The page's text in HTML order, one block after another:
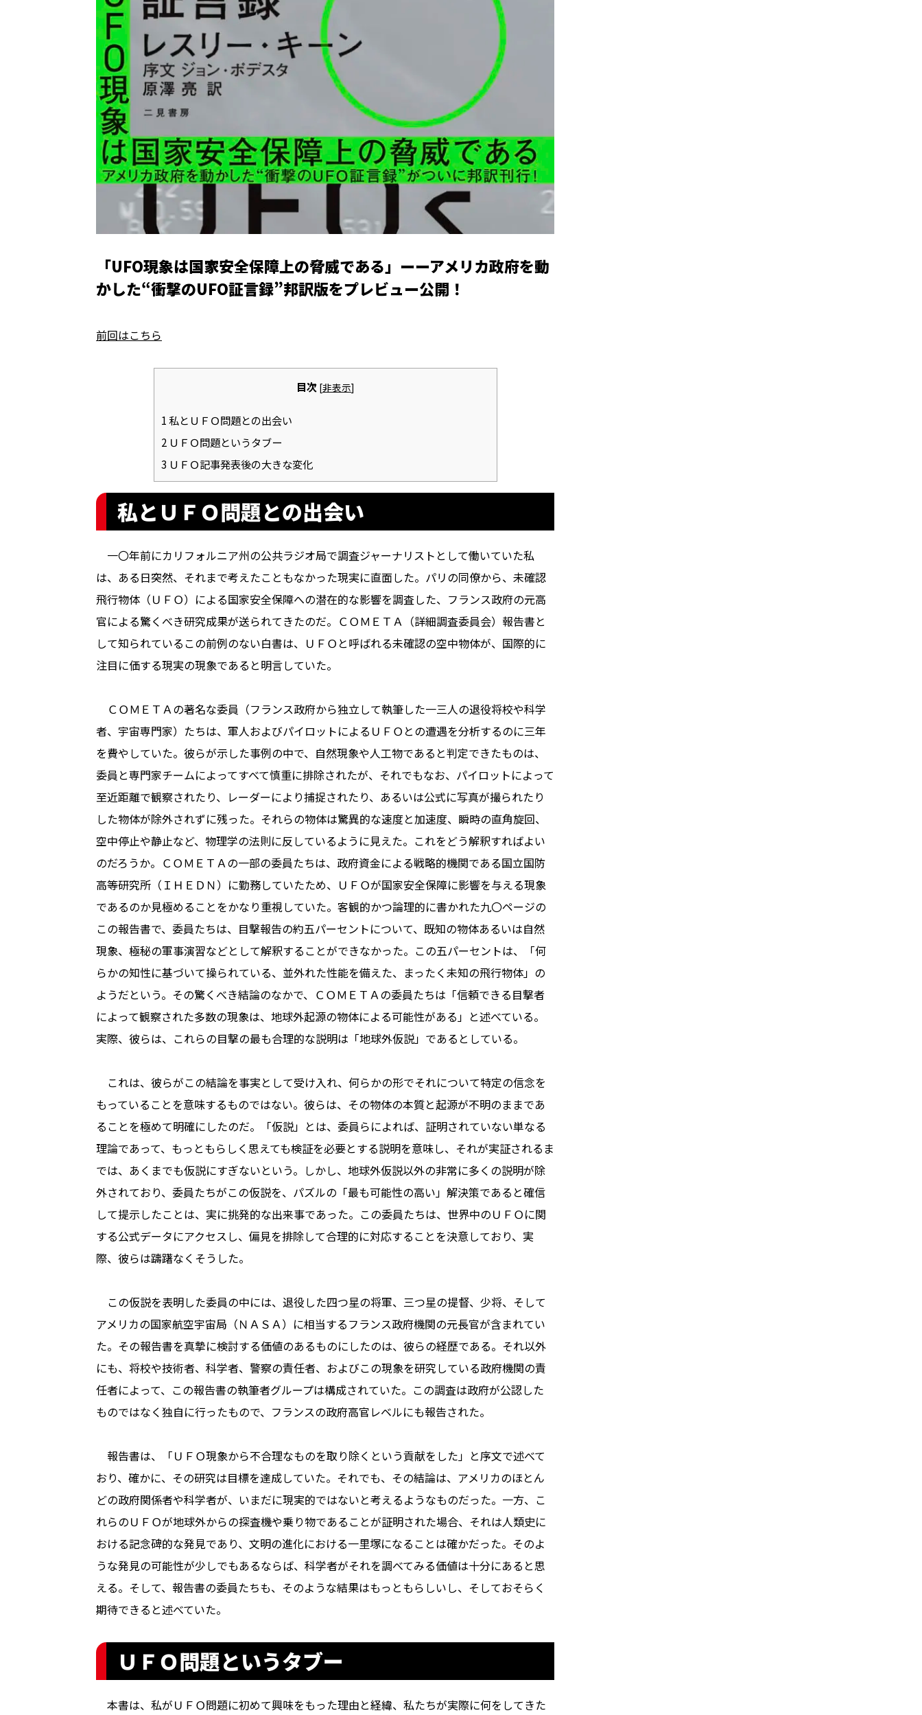
「UFO現象は国家安全保障上の脅威である」ーーアメリカ政府を動
かした“衝撃のUFO証言録”邦訳版をプレビュー公開！
前回はこちら
目次 [非表示]
1私とＵＦＯ問題との出会い
2ＵＦＯ問題というタブー
3 ＵＦＯ記事発表後の大きな変化
私とＵＦＯ問題との出会い
一〇年前にカリフォルニア州の公共ラジオ局で調査ジャーナリストとして働いていた私
は、ある日突然、それまで考えたこともなかった現実に直面した。パリの同僚から、未確認
飛行物体（ＵＦＯ）による国家安全保障への潜在的な影響を調査した、フランス政府の元高
官による驚くべき研究成果が送られてきたのだ。ＣＯＭＥＴＡ（詳細調査委員会）報告書と
して知られているこの前例のない白書は、ＵＦＯと呼ばれる未確認の空中物体が、国際的に
注目に価する現実の現象であると明言していた。
ＣＯＭＥＴＡの著名な委員（フランス政府から独立して執筆した一三人の退役将校や科学
者、宇宙専門家）たちは、軍人およびパイロットによるＵＦＯとの遭遇を分析するのに三年
を費やしていた。彼らが示した事例の中で、自然現象や人工物であると判定できたものは、
委員と専門家チームによってすべて慎重に排除されたが、それでもなお、パイロットによって
至近距離で観察されたり、レーダーにより捕捉されたり、あるいは公式に写真が撮られたり
した物体が除外されずに残った。それらの物体は驚異的な速度と加速度、瞬時の直角旋回、
空中停止や静止など、物理学の法則に反しているように見えた。これをどう解釈すればよい
のだろうか。ＣＯＭＥＴＡの一部の委員たちは、政府資金による戦略的機関である国立国防
高等研究所（ＩＨＥＤＮ）に勤務していたため、ＵＦＯが国家安全保障に影響を与える現象
であるのか見極めることをかなり重視していた。客観的かつ論理的に書かれた九〇ページの
この報告書で、委員たちは、目撃報告の約五パーセントについて、既知の物体あるいは自然
現象、極秘の軍事演習などとして解釈することができなかった。この五パーセントは、「何
らかの知性に基づいて操られている、並外れた性能を備えた、まったく未知の飛行物体」の
ようだという。その驚くべき結論のなかで、ＣＯＭＥＴＡの委員たちは「信頼できる目撃者
によって観察された多数の現象は、地球外起源の物体による可能性がある」と述べている。
実際、彼らは、これらの目撃の最も合理的な説明は「地球外仮説」であるとしている。
これは、彼らがこの結論を事実として受け入れ、何らかの形でそれについて特定の信念を
もっていることを意味するものではない。彼らは、その物体の本質と起源が不明のままであ
ることを極めて明確にしたのだ。「仮説」とは、委員らによれば、証明されていない単なる
理論であって、もっともらしく思えても検証を必要とする説明を意味し、それが実証されるま
では、あくまでも仮説にすぎないという。しかし、地球外仮説以外の非常に多くの説明が除
外されており、委員たちがこの仮説を、パズルの「最も可能性の高い」解決策であると確信
して提示したことは、実に挑発的な出来事であった。この委員たちは、世界中のＵＦＯに関
する公式データにアクセスし、偏見を排除して合理的に対応することを決意しており、実
際、彼らは躊躇なくそうした。
この仮説を表明した委員の中には、退役した四つ星の将軍、三つ星の提督、少将、そして
アメリカの国家航空宇宙局（ＮＡＳＡ）に相当するフランス政府機関の元長官が含まれてい
た。その報告書を真摯に検討する価値のあるものにしたのは、彼らの経歴である。それ以外
にも、将校や技術者、科学者、警察の責任者、およびこの現象を研究している政府機関の責
任者によって、この報告書の執筆者グループは構成されていた。この調査は政府が公認した
ものではなく独自に行ったもので、フランスの政府高官レベルにも報告された。
報告書は、「ＵＦＯ現象から不合理なものを取り除くという貢献をした」と序文で述べて
おり、確かに、その研究は目標を達成していた。それでも、その結論は、アメリカのほとん
どの政府関係者や科学者が、いまだに現実的ではないと考えるようなものだった。一方、こ
れらのＵＦＯが地球外からの探査機や乗り物であることが証明された場合、それは人類史に
おける記念碑的な発見であり、文明の進化における一里塚になることは確かだった。そのよ
うな発見の可能性が少しでもあるならば、科学者がそれを調べてみる価値は十分にあると思
える。そして、報告書の委員たちも、そのような結果はもっともらしいし、そしておそらく
期待できると述べていた。
ＵＦＯ問題というタブー
本書は、私がＵＦＯ問題に初めて興味をもった理由と経緯、私たちが実際に何をしてきた